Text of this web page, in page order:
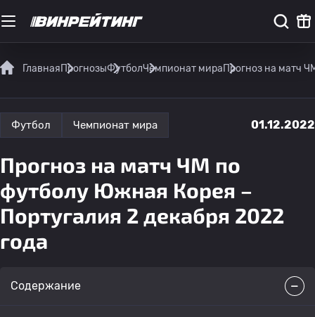
ГлавнаяПрогнозыФутболЧемпионат мираПрогноз на матч
Футбол Чемпионат мира 01.12.2022
Прогноз на матч ЧМ по
футболу Южная Корея –
Португалия 2 декабря 2022
года
Содержание